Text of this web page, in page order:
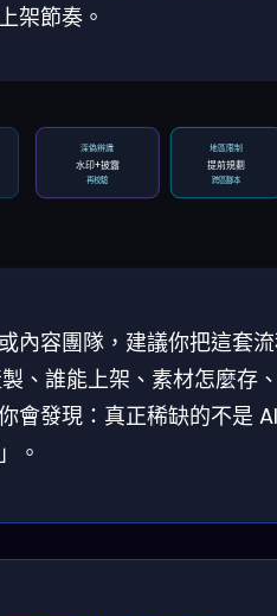
架節奏。
深偽辨識
水印+披露
再校驗
地區限制
提前規劃
跨區腳本
內容團隊，建議你把這套
、誰能上架、素材怎麼存
會發現：真正稀缺的不是
。